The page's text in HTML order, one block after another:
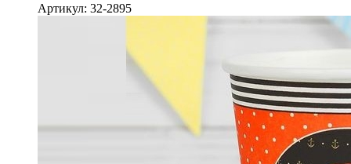
Артикул: 32-2895